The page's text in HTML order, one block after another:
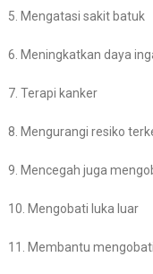
5. Mengatasi sakit batuk
6. Meningkatkan daya
7. Terapi kanker
8. Mengurangi resiko
9. Mencegah juga
10. Mengobati luka luar
11. Membantu